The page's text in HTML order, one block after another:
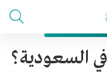
السعودية؟